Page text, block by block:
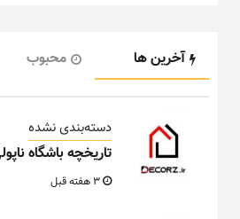
آخرین ها محبوب
دسته‌بندی نشده
تاریخچه باشگاه